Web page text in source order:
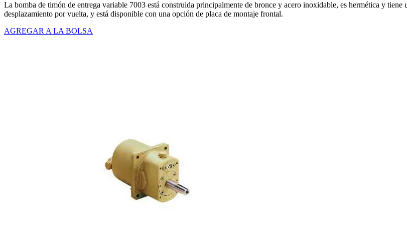
La bomba de timón de entrega variable 7003 está construida principalmente de bronce y acero inoxidable, es hermética y
desplazamiento por vuelta, y está disponible con una opción de placa de montaje frontal.
AGREGAR A LA BOLSA